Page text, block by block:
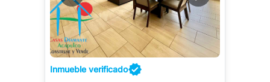
Inmueble verificado